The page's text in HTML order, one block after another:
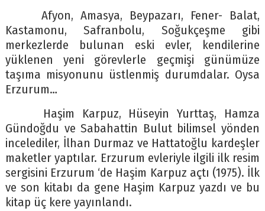
Afyon, Amasya, Beypazarı, Fener- Balat,
Kastamonu, Safranbolu, Soğukçeşme gibi
merkezlerde bulunan eski evler, kendilerine
yüklenen yeni görevlerle geçmişi günümüze
taşıma misyonunu üstlenmiş durumdalar. Oysa
Erzurum…
Haşim Karpuz, Hüseyin Yurttaş, Hamza
Gündoğdu ve Sabahattin Bulut bilimsel yönden
incelediler, İlhan Durmaz ve Hattatoğlu kardeşler
maketler yaptılar. Erzurum evleriyle ilgili ilk resim
sergisini Erzurum ‘de Haşim Karpuz açtı (1975). İlk
ve son kitabı da gene Haşim Karpuz yazdı ve bu
kitap üç kere yayınlandı.